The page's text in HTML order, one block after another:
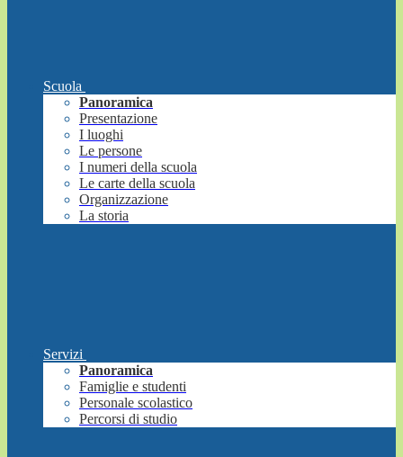
Scuola
Panoramica
Presentazione
I luoghi
Le persone
I numeri della scuola
Le carte della scuola
Organizzazione
La storia
Servizi
Panoramica
Famiglie e studenti
Personale scolastico
Percorsi di studio